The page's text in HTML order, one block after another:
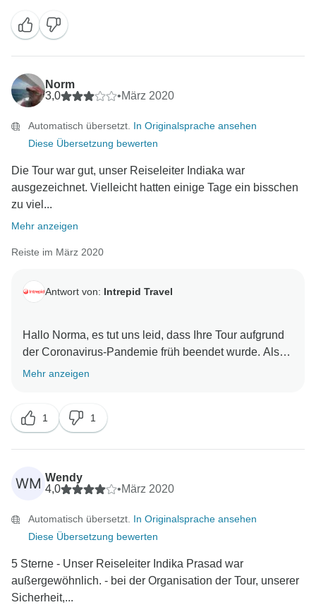
Norm
3,0
•März 2020
Automatisch übersetzt. In Originalsprache ansehen
Diese Übersetzung bewerten
Die Tour war gut, unser Reiseleiter Indiaka war
ausgezeichnet. Vielleicht hatten einige Tage ein bisschen
zu viel...
Mehr anzeigen
Reiste im März 2020
Antwort von: Intrepid Travel
Hallo Norma, es tut uns leid, dass Ihre Tour aufgrund
der Coronavirus-Pandemie früh beendet wurde. Als
das Ausmaß der Pandemie besser verstanden wurde,
Wir sind so froh, dass Indiaka mit Hilfe unseres
lokalen Operationsteams in einer sehr stressigen Zeit
hilfreich war. Wir hoffen, dass Sie, sobald das alles
vorbei ist, wieder auf Reisen zurückkommen und viele
weitere fürsorgliche Einheimische treffen können, wie
Mehr anzeigen
1 1
WM Wendy
4,0
•März 2020
Automatisch übersetzt. In Originalsprache ansehen
Diese Übersetzung bewerten
5 Sterne - Unser Reiseleiter Indika Prasad war
außergewöhnlich. - bei der Organisation der Tour, unserer
Sicherheit,...